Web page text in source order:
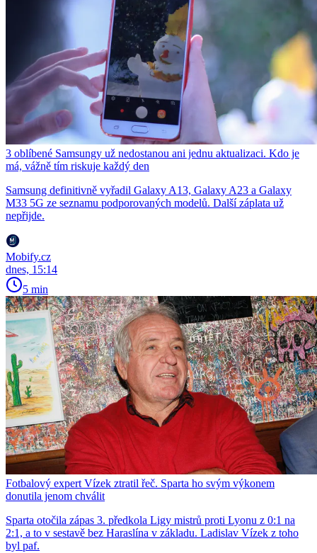
3 oblíbené Samsungy už nedostanou ani jednu aktualizaci. Kdo je
má, vážně tím riskuje každý den
Samsung definitivně vyřadil Galaxy A13, Galaxy A23 a Galaxy
M33 5G ze seznamu podporovaných modelů. Další záplata už
nepřijde.
Mobify.cz
dnes, 15:14
5 min
Fotbalový expert Vízek ztratil řeč. Sparta ho svým výkonem
donutila jenom chválit
Sparta otočila zápas 3. předkola Ligy mistrů proti Lyonu z 0:1 na
2:1, a to v sestavě bez Haraslína v základu. Ladislav Vízek z toho
byl paf.